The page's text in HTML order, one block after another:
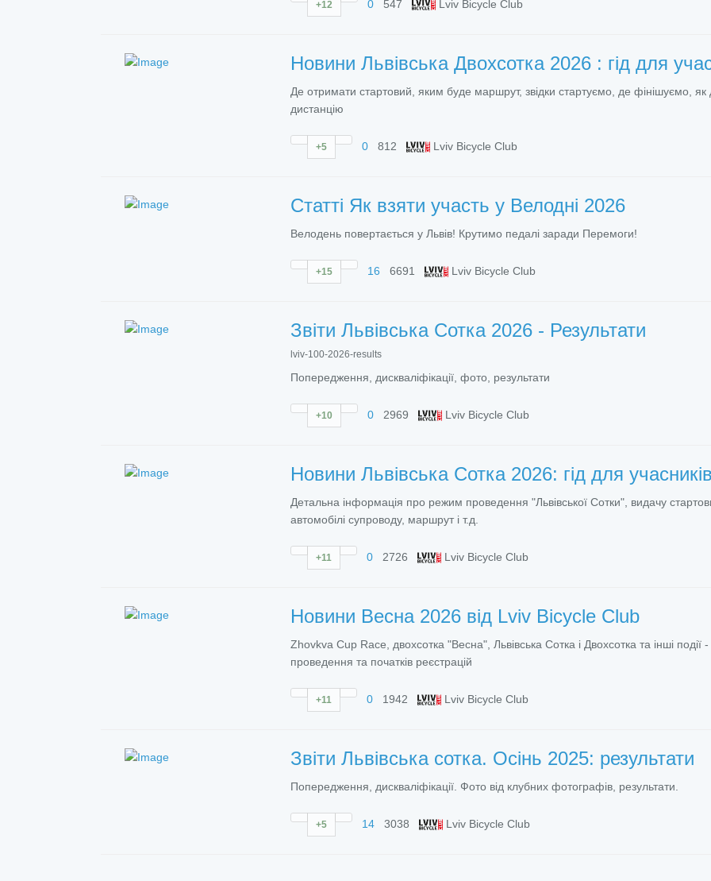
+12 0 547 Lviv Bicycle Club
Новини Львівська Двохсотка 2026 : гід для
Де отримати стартовий, яким буде маршрут, звідки стартуємо, де фінішуємо,
дистанцію
+5 0 812 Lviv Bicycle Club
Статті Як взяти участь у Велодні 2026
Велодень повертається у Львів! Крутимо педалі заради Перемоги!
+15 16 6691 Lviv Bicycle Club
Звіти Львівська Сотка 2026 - Результати
lviv-100-2026-results
Попередження, дискваліфікації, фото, результати
+10 0 2969 Lviv Bicycle Club
Новини Львівська Сотка 2026: гід для учасників
Детальна інформація про режим проведення "Львівської Сотки", видачу
автомобілі супроводу, маршрут і т.д.
+11 0 2726 Lviv Bicycle Club
Новини Весна 2026 від Lviv Bicycle Club
Zhovkva Cup Race, двохсотка "Весна", Львівська Сотка і Двохсотка та інші події
проведення та початків реєстрацій
+11 0 1942 Lviv Bicycle Club
Звіти Львівська сотка. Осінь 2025: результати
Попередження, дискваліфікації. Фото від клубних фотографів, результати.
+5 14 3038 Lviv Bicycle Club